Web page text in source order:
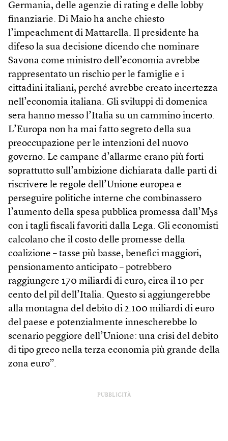
Germania, delle agenzie di rating e delle lobby
finanziarie. Di Maio ha anche chiesto
l’impeachment di Mattarella. Il presidente ha
difeso la sua decisione dicendo che nominare
Savona come ministro dell’economia avrebbe
rappresentato un rischio per le famiglie e i
cittadini italiani, perché avrebbe creato incertezza
nell’economia italiana. Gli sviluppi di domenica
sera hanno messo l’Italia su un cammino incerto.
L’Europa non ha mai fatto segreto della sua
preoccupazione per le intenzioni del nuovo
governo. Le campane d’allarme erano più forti
soprattutto sull’ambizione dichiarata dalle parti di
riscrivere le regole dell’Unione europea e
perseguire politiche interne che combinassero
l’aumento della spesa pubblica promessa dall’M5s
con i tagli fiscali favoriti dalla Lega. Gli economisti
calcolano che il costo delle promesse della
coalizione – tasse più basse, benefici maggiori,
pensionamento anticipato – potrebbero
raggiungere 170 miliardi di euro, circa il 10 per
cento del pil dell’Italia. Questo si aggiungerebbe
alla montagna del debito di 2.100 miliardi di euro
del paese e potenzialmente innescherebbe lo
scenario peggiore dell’Unione: una crisi del debito
di tipo greco nella terza economia più grande della
zona euro”.
PUBBLICITÀ